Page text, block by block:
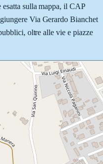
sulla mappa, il CAP
Via Gerardo Bianchet
oltre alle vie e piazze